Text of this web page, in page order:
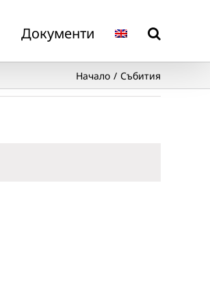
Документи
Начало Събития